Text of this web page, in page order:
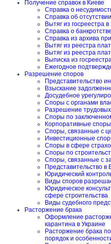
Получение справок в Киеве
Справка о
Справка об
Вытяг из госреестра в
Справка о
Справка из архива
Вытяг из реестра
Вытяг из реестра
Выписка из
Ежегодное
Разрешение споров
Представительство
Взыскание
Досудебное
Споры с органами
Разрешение
Споры по
Корпоративные
Споры, связанные с
Инвестиционные
Споры в сфере
Споры по
Споры, связанные с
Представительство в
Юридический
Виды споров
Юридическое
сфере строительства
Виды судебного
Расторжение брака
Оформление
карантина в Украине
Расторжение брака
порядок и